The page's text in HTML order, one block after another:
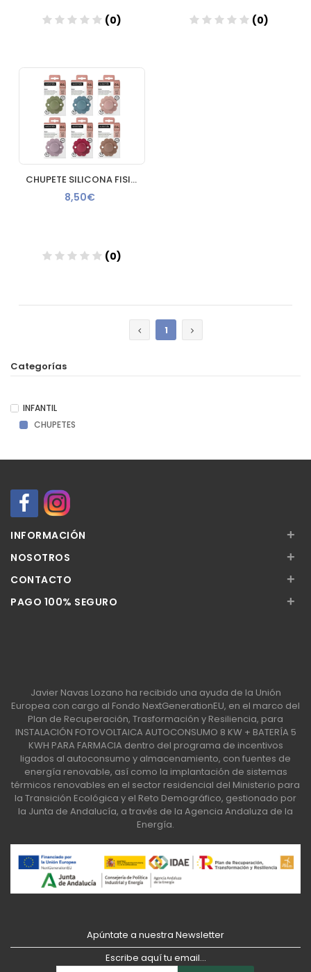
(0)
Añadir
(0)
CHUPETE SILICONA FISIOLOGICO SUAVINEX WONDER SX PRO INTENSE 0 6 MESES 1 UNIDAD
8,50€
(0)
1
Categorías
INFANTIL
CHUPETES
INFORMACIÓN +
NOSOTROS +
CONTACTO +
PAGO 100% SEGURO +
Javier Navas Lozano ha recibido una ayuda de la Unión
Europea con cargo al Fondo NextGenerationEU, en el marco del
Plan de Recuperación, Trasformación y Resiliencia, para
INSTALACIÓN FOTOVOLTAICA AUTOCONSUMO 8 KW + BATERÍA 5
KWH PARA FARMACIA dentro del programa de incentivos
ligados al autoconsumo y almacenamiento, con fuentes de
energía renovable, así como la implantación de sistemas
térmicos renovables en el sector residencial del Ministerio para
la Transición Ecológica y el Reto Demográfico, gestionado por
la Junta de Andalucía, a través de la Agencia Andaluza de la
Energía.
Apúntate a nuestra Newsletter
Escribe aquí tu email...